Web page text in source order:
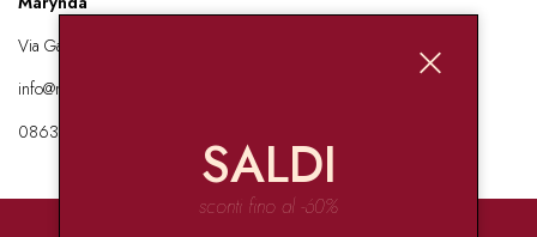
Via Garibaldi 136 67051 Avezzano
info@marynda.com
08631871946
SALDI
sconti fino al -60%